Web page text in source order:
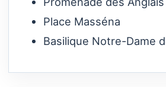
Place Masséna
Basilique Notre-Dame